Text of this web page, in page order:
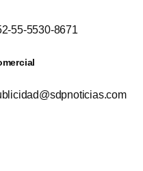
55-5530-8671